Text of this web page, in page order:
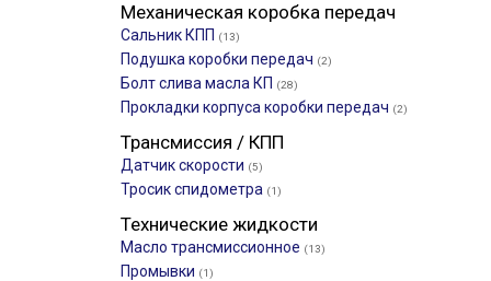
Механическая коробка передач
Сальник КПП (13)
Подушка коробки передач (2)
Болт слива масла КП (28)
Прокладки корпуса коробки передач (2)
Трансмиссия / КПП
Датчик скорости (5)
Тросик спидометра (1)
Технические жидкости
Масло трансмиссионное (13)
Промывки (1)